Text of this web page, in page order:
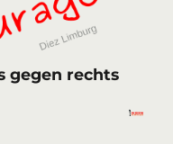
gegen rechts